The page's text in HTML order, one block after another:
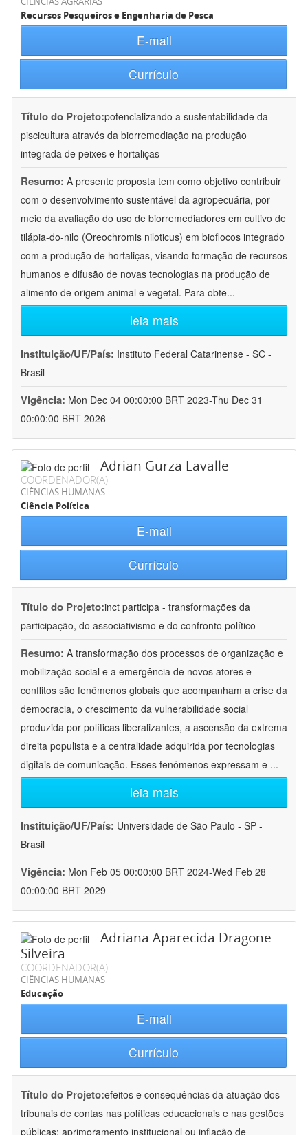
Recursos Pesqueiros e Engenharia de Pesca
E-mail
Currículo
Título do Projeto:potencializando a sustentabilidade da
piscicultura através da biorremediação na produção
integrada de peixes e hortaliças
Resumo: A presente proposta tem como objetivo contribuir
com o desenvolvimento sustentável da agropecuária, por
meio da avaliação do uso de biorremediadores em cultivo de
tilápia-do-nilo (Oreochromis niloticus) em bioflocos integrado
com a produção de hortaliças, visando formação de recursos
humanos e difusão de novas tecnologias na produção de
alimento de origem animal e vegetal. Para obte...
leia mais
Instituição/UF/País: Instituto Federal Catarinense - SC -
Brasil
Vigência: Mon Dec 04 00:00:00 BRT 2023-Thu Dec 31
00:00:00 BRT 2026
Adrian Gurza Lavalle
COORDENADOR(A)
CIÊNCIAS HUMANAS
Ciência Política
E-mail
Currículo
Título do Projeto:inct participa - transformações da
participação, do associativismo e do confronto político
Resumo: A transformação dos processos de organização e
mobilização social e a emergência de novos atores e
conflitos são fenômenos globais que acompanham a crise da
democracia, o crescimento da vulnerabilidade social
produzida por políticas liberalizantes, a ascensão da extrema
direita populista e a centralidade adquirida por tecnologias
digitais de comunicação. Esses fenômenos expressam e ...
leia mais
Instituição/UF/País: Universidade de São Paulo - SP -
Brasil
Vigência: Mon Feb 05 00:00:00 BRT 2024-Wed Feb 28
00:00:00 BRT 2029
Adriana Aparecida Dragone
Silveira
COORDENADOR(A)
CIÊNCIAS HUMANAS
Educação
E-mail
Currículo
Título do Projeto:efeitos e consequências da atuação dos
tribunais de contas nas políticas educacionais e nas gestões
públicas: aprimoramento institucional ou inflação de